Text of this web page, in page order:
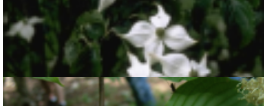
Japanse grootbloemige kornoelj
Cornus kousa